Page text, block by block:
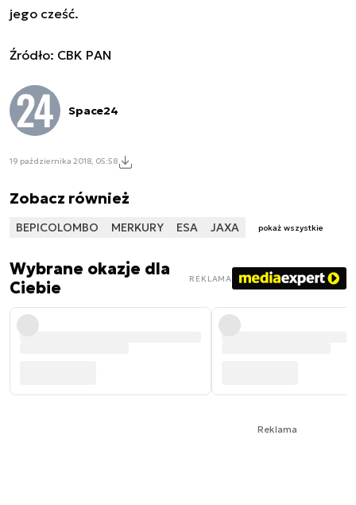
jego cześć.
Źródło: CBK PAN
Space24
19 października 2018, 05:58
Zobacz również
BEPICOLOMBO MERKURY ESA JAXA pokaż wszystkie
Wybrane okazje dla
Ciebie
REKLAMA
Reklama